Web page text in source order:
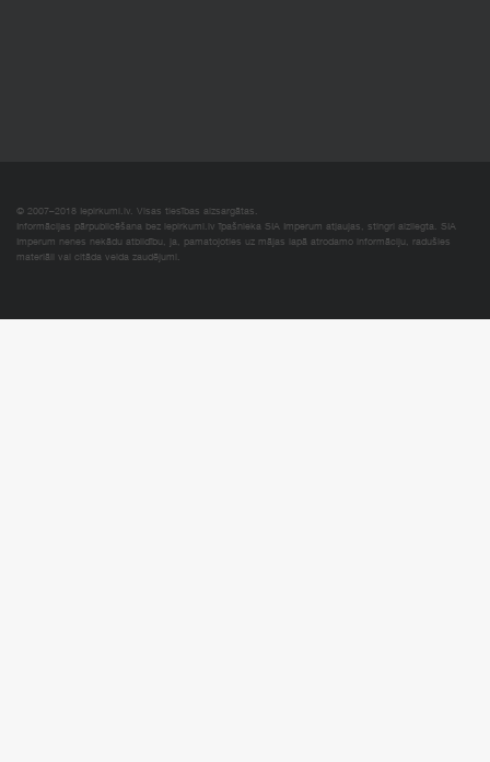
© 2007–2018 Iepirkumi.lv. Visas tiesības aizsargātas.
Informācijas pārpublicēšana bez iepirkumi.lv īpašnieka SIA Imperum atļaujas, stingri aizliegta. SIA
Imperum nenes nekādu atbildību, ja, pamatojoties uz mājas lapā atrodamo informāciju, radušies
materiāli vai citāda veida zaudējumi.